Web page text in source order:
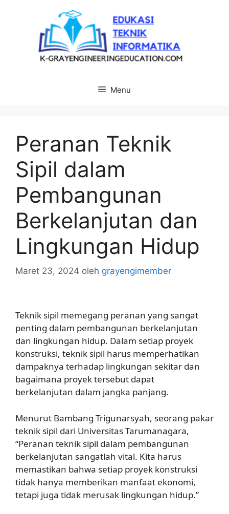
Menu
Peranan Teknik
Sipil dalam
Pembangunan
Berkelanjutan dan
Lingkungan Hidup
Maret 23, 2024 oleh grayengimember
Teknik sipil memegang peranan yang sangat
penting dalam pembangunan berkelanjutan
dan lingkungan hidup. Dalam setiap proyek
konstruksi, teknik sipil harus memperhatikan
dampaknya terhadap lingkungan sekitar dan
bagaimana proyek tersebut dapat
berkelanjutan dalam jangka panjang.
Menurut Bambang Trigunarsyah, seorang pakar
teknik sipil dari Universitas Tarumanagara,
“Peranan teknik sipil dalam pembangunan
berkelanjutan sangatlah vital. Kita harus
memastikan bahwa setiap proyek konstruksi
tidak hanya memberikan manfaat ekonomi,
tetapi juga tidak merusak lingkungan hidup.”